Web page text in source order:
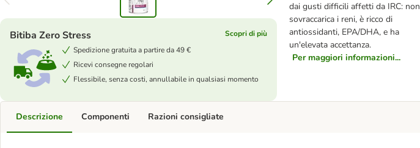
dai gusti difficili affetti da IRC: non
sovraccarica i reni, è ricco di
antiossidanti, EPA/DHA, e ha
un'elevata accettanza.
Per maggiori informazioni...
Bitiba Zero Stress
Scopri di più
Spedizione gratuita a partire da 49 €
Ricevi consegne regolari
Flessibile, senza costi, annullabile in qualsiasi momento
Descrizione Componenti Razioni consigliate